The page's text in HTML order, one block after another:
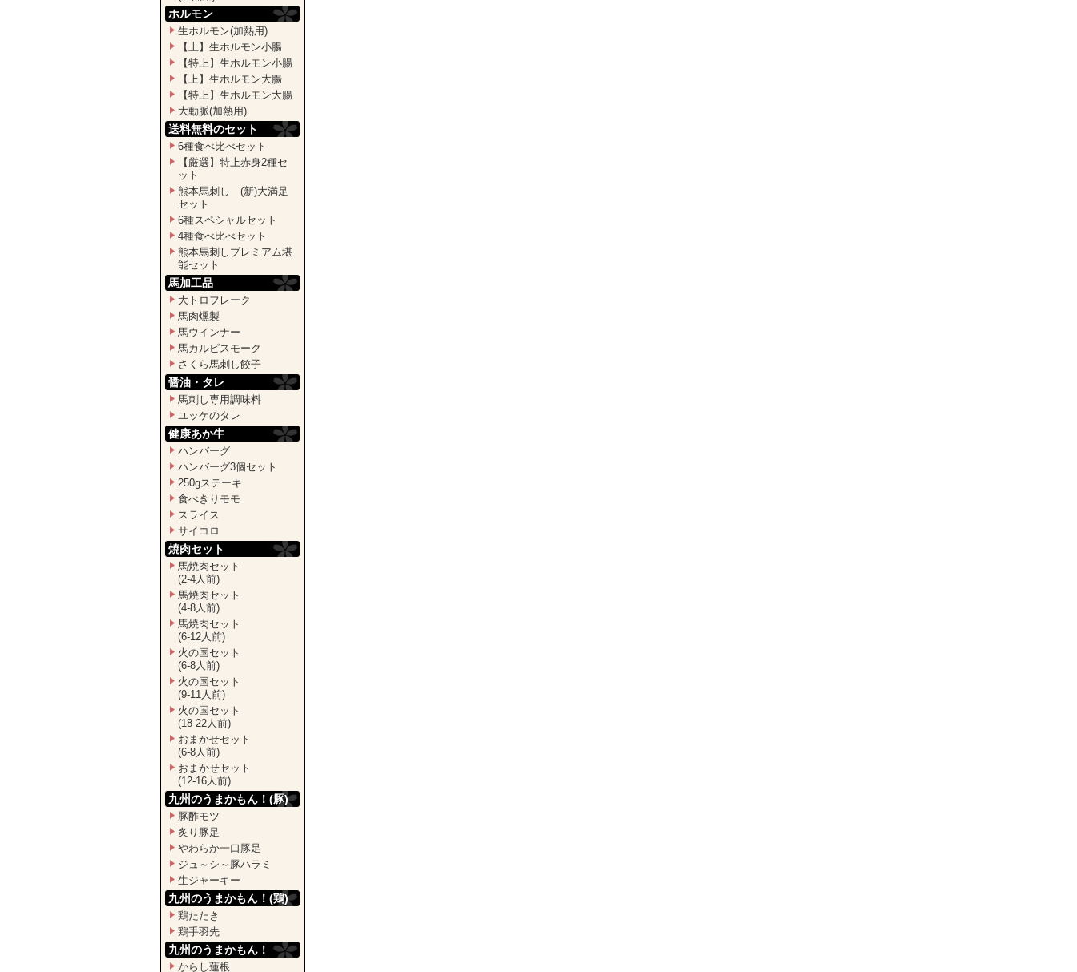
ホルモン
生ホルモン(加熱用)
【上】生ホルモン小腸
【特上】生ホルモン小腸
【上】生ホルモン大腸
【特上】生ホルモン大腸
大動脈(加熱用)
送料無料のセット
6種食べ比べセット
【厳選】特上赤身2種セ
ット
熊本馬刺し (新)大満足
セット
6種スペシャルセット
4種食べ比べセット
熊本馬刺しプレミアム堪
能セット
馬加工品
大トロフレーク
馬肉燻製
馬ウインナー
馬カルピスモーク
さくら馬刺し餃子
醤油・タレ
馬刺し専用調味料
ユッケのタレ
健康あか牛
ハンバーグ
ハンバーグ3個セット
250gステーキ
食べきりモモ
スライス
サイコロ
焼肉セット
馬焼肉セット
(2-4人前)
馬焼肉セット
(4-8人前)
馬焼肉セット
(6-12人前)
火の国セット
(6-8人前)
火の国セット
(9-11人前)
火の国セット
(18-22人前)
おまかせセット
(6-8人前)
おまかせセット
(12-16人前)
九州のうまかもん！(豚)
豚酢モツ
炙り豚足
やわらか一口豚足
ジュ～シ～豚ハラミ
生ジャーキー
九州のうまかもん！(鶏)
鶏たたき
鶏手羽先
九州のうまかもん！
からし蓮根